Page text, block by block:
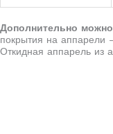
Дополнительно можно
покрытия на аппарели
Откидная аппарель из